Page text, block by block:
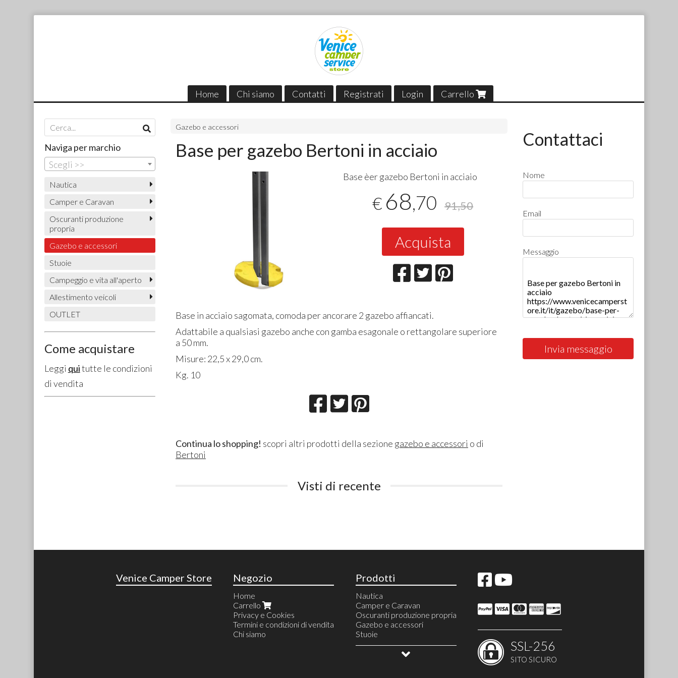
Home Chi siamo Contatti Registrati Login Carrello
Gazebo e accessori
Base per gazebo Bertoni in acciaio
Base èer gazebo Bertoni in acciaio
€ 68,70 91,50
Acquista
Base in acciaio sagomata, comoda per ancorare 2 gazebo affiancati.
Adattabile a qualsiasi gazebo anche con gamba esagonale o rettangolare superiore
a 50 mm.
Misure: 22,5 x 29,0 cm.
Kg. 10
Continua lo shopping! scopri altri prodotti della sezione gazebo e accessori o di
Bertoni
Visti di recente
Naviga per marchio
Scegli >>
Nautica
Camper e Caravan
Oscuranti produzione
propria
Gazebo e accessori
Stuoie
Campeggio e vita all'aperto
Allestimento veicoli
OUTLET
Come acquistare
Leggi quitutte le condizioni
di vendita
Contattaci
Nome
Email
Messaggio
Invia messaggio
Venice Camper Store Negozio
Home
Carrello
Privacy e Cookies
Termini e condizioni di vendita
Chi siamo
Prodotti
Nautica
Camper e Caravan
Oscuranti produzione propria
Gazebo e accessori
Stuoie
Campeggio e vita all'aperto
Allestimento veicoli
SSL-256
SITO SICURO